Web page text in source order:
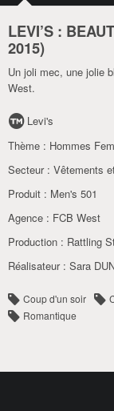
LEVI’S :
2015)
Un joli mec, une jolie
West.
Levi's
Thème : Hommes
Secteur : Vêtements
Produit : Men's 501
Agence : FCB West
Production : Rattling
Réalisateur : Sara
Coup d'un soir
Romantique